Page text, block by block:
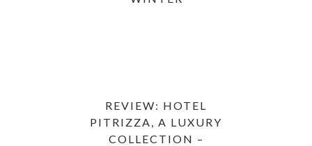
REVIEW: HOTEL
PITRIZZA, A LUXURY
COLLECTION –